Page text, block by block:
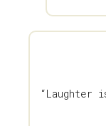
“Laughter